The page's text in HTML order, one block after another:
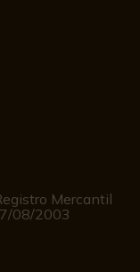
Mercantil
08/2003